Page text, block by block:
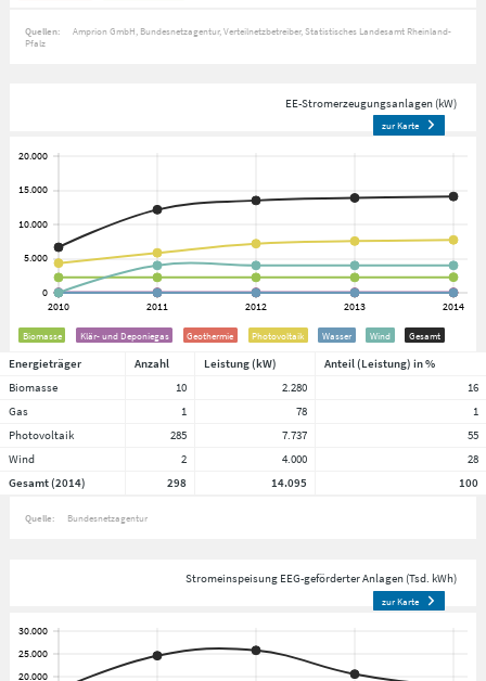
Quellen: Amprion GmbH Bundesnetzagentur Verteilnetzbetreiber Statistisches Landesamt Rheinland-
Pfalz
EE-Stromerzeugungsanlagen (kW)
zur Karte
Biomasse Klär- und Deponiegas Geothermie Photovoltaik Wasser Wind Gesamt
Energieträger Anzahl Leistung (kW)
Anteil (Leistung) in %
Biomasse
10 2.280
16
Gas
1 78
1
Photovoltaik
285 7.737
55
Wind
2 4.000
28
Gesamt (2014)
298 14.095 100
Quelle: Bundesnetzagentur
Stromeinspeisung EEG-geförderter Anlagen (Tsd. kWh)
zur Karte